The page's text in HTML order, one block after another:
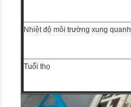
Nhiệt độ môi trường xung quanh
Tuổi thọ